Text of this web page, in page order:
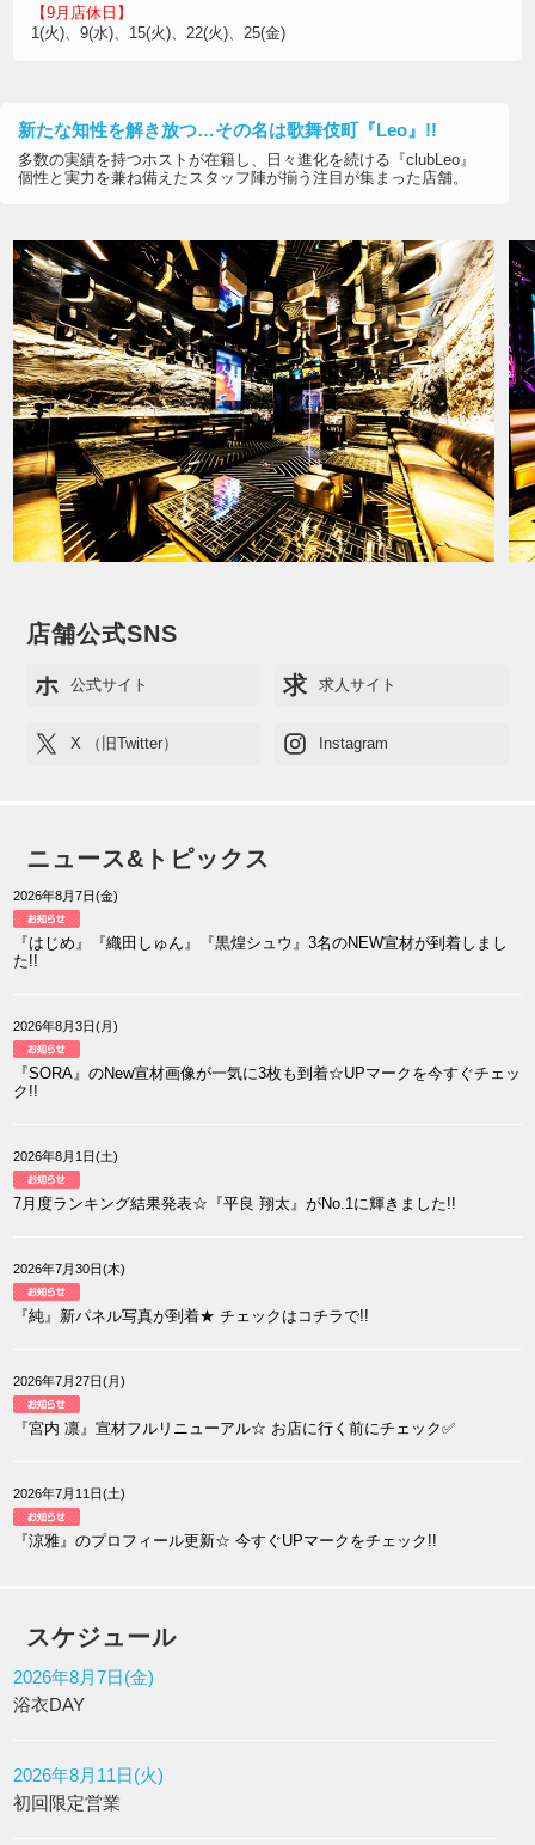
【9月店休日】
1(火)、9(水)、15(火)、22(火)、25(金)
新たな知性を解き放つ…その名は歌舞伎町『Leo』!!
多数の実績を持つホストが在籍し、日々進化を続ける『clubLeo』
個性と実力を兼ね備えたスタッフ陣が揃う注目が集まった店舗。
店舗公式SNS
ホ
公式サイト 求 求人サイト
X （旧Twitter） Instagram
ニュース&トピックス
2026年8月7日(金)
『はじめ』『織田しゅん』『黒煌シュウ』3名のNEW宣材が到着しまし
た!!
2026年8月3日(月)
『SORA』のNew宣材画像が一気に3枚も到着☆UPマークを今すぐチェッ
ク!!
2026年8月1日(土)
7月度ランキング結果発表☆『平良 翔太』がNo.1に輝きました!!
2026年7月30日(木)
『純』新パネル写真が到着★ チェックはコチラで!!
2026年7月27日(月)
『宮内 凛』宣材フルリニューアル☆ お店に行く前にチェック✅
2026年7月11日(土)
『涼雅』のプロフィール更新☆ 今すぐUPマークをチェック!!
スケジュール
2026年8月7日(金)
浴衣DAY
2026年8月11日(火)
初回限定営業